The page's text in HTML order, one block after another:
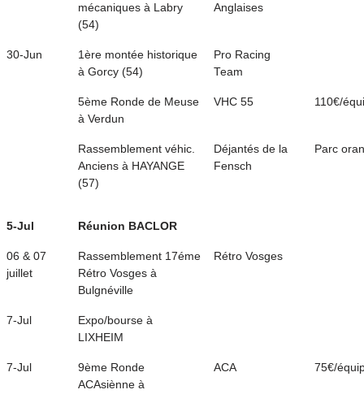
mécaniques à Labry
(54)
Anglaises
30-Jun
1ère montée historique
à Gorcy (54)
Pro Racing
Team
5ème Ronde de Meuse
à Verdun
VHC 55 110€/
Rassemblement véhic.
Anciens à HAYANGE
(57)
Déjantés de la
Fensch
Parc
5-Jul Réunion BACLOR
06 & 07
juillet
Rassemblement 17éme
Rétro Vosges à
Bulgnéville
Rétro Vosges
7-Jul
Expo/bourse à
LIXHEIM
7-Jul
9ème Ronde
ACAsiènne à
ACA 75€/